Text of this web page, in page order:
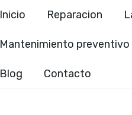
Inicio Reparacion
Mantenimiento preventivo
Blog Contacto